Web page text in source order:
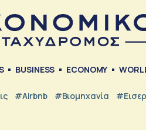
BUSINESS ECONOMY
#Airbnb #Βιομηχανία